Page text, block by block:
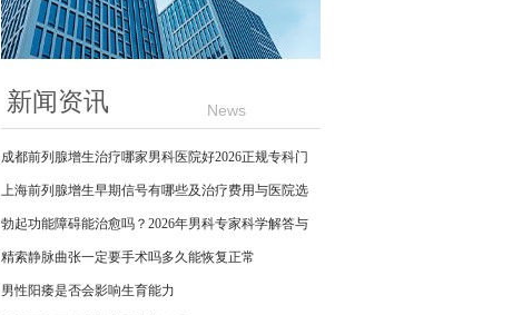
新闻资讯 News
成都前列腺增生治疗哪家男科医院好2026正规专科门
诊
上海前列腺增生早期信号有哪些及治疗费用与医院选
择指南
勃起功能障碍能治愈吗？2026年男科专家科学解答与
防治指南
精索静脉曲张一定要手术吗多久能恢复正常
男性阳痿是否会影响生育能力